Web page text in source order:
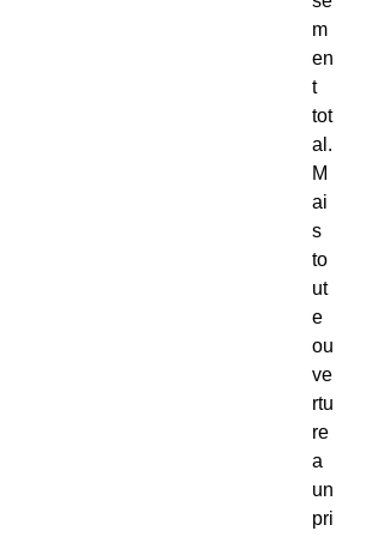
m
en
t
tot
al.
M
ai
s
to
ut
e
ou
ve
rtu
re
a
un
pri